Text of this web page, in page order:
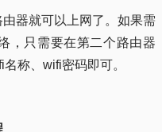
器就可以上网了。如果需
，只需要在第二个路由器
称、wifi密码即可。